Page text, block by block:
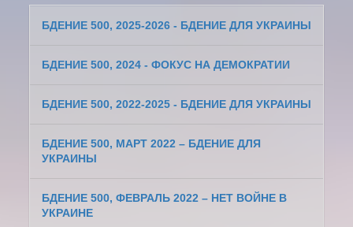
БДЕНИЕ 500, 2025-2026 - БДЕНИЕ ДЛЯ УКРАИНЫ
БДЕНИЕ 500, 2024 - ФОКУС НА ДЕМОКРАТИИ
БДЕНИЕ 500, 2022-2025 - БДЕНИЕ ДЛЯ УКРАИНЫ
БДЕНИЕ 500, МАРТ 2022 – БДЕНИЕ ДЛЯ
УКРАИНЫ
БДЕНИЕ 500, ФЕВРАЛЬ 2022 – НЕТ ВОЙНЕ В
УКРАИНЕ